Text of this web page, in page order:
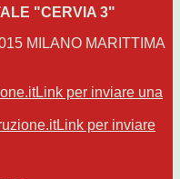
"CERVIA 3"
MILANO MARITTIMA
Link per inviare una
Link per inviare